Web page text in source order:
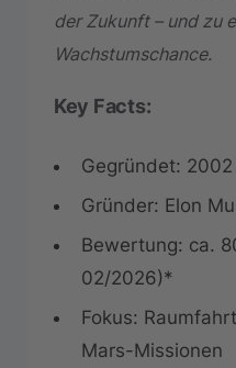
der Zukunft – und zu
Wachstumschance.
Key Facts:
Gegründet: 2002
Gründer: Elon
Bewertung: ca.
02/2026)*
Fokus:
Mars-Missionen